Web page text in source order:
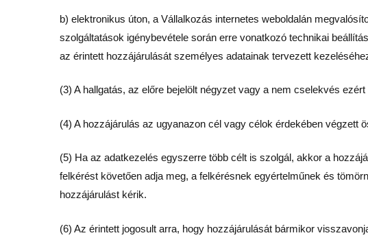
b) elektronikus úton, a Vállalkozás internetes weboldalán
szolgáltatások igénybevétele során erre vonatkozó technikai
az érintett hozzájárulását személyes adatainak tervezett
(3) A hallgatás, az előre bejelölt négyzet vagy a nem cselekvés
(4) A hozzájárulás az ugyanazon cél vagy célok érdekében végzett
(5) Ha az adatkezelés egyszerre több célt is szolgál, akkor a
felkérést követően adja meg, a felkérésnek egyértelműnek és
hozzájárulást kérik.
(6) Az érintett jogosult arra, hogy hozzájárulását bármikor